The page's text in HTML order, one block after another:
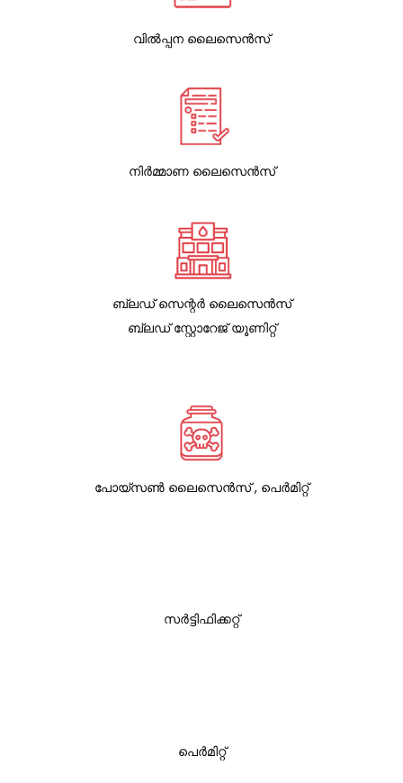
വിൽപ്പന ലൈസെൻസ്
നിർമ്മാണ ലൈസെൻസ്
ബ്ലഡ് സെന്റർ ലൈസെൻസ്
ബ്ലഡ് സ്റ്റോറേജ് യൂണിറ്റ്
പോയ്സൺ ലൈസെൻസ് , പെർമിറ്റ്
സർട്ടിഫിക്കറ്റ്
പെർമിറ്റ്‌